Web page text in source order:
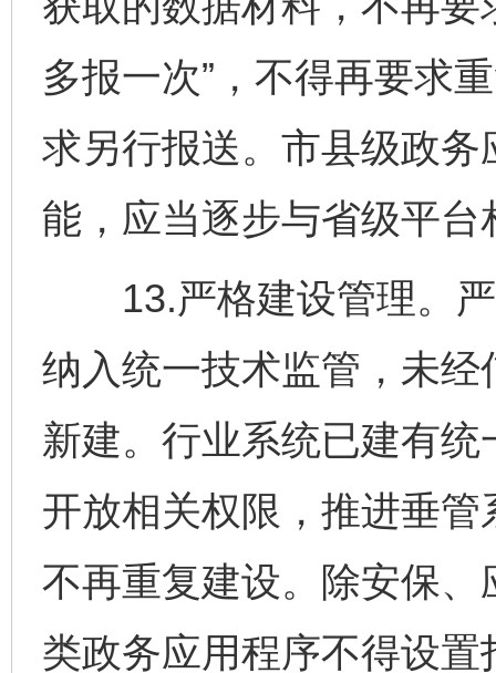
多报一次”，不得再要求
求另行报送。市县级政
能，应当逐步与省级平
13.严格建设管理。严
纳入统一技术监管，未
新建。行业系统已建有
开放相关权限，推进垂
不再重复建设。除安保
类政务应用程序不得设